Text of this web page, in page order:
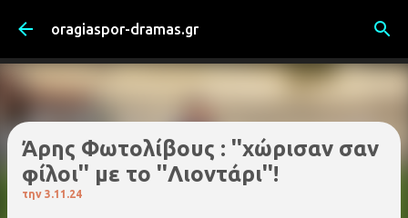
Μετάβαση στο κύριο περιεχόμενο
oragiaspor-dramas.gr
Άρης Φωτολίβους : ''χώρισαν σαν
φίλοι'' με το ''Λιοντάρι''!
την 3.11.24